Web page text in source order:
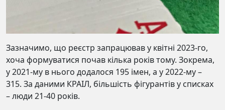
Зазначимо, що реєстр запрацював у квітні 2023-го,
хоча формуватися почав кілька років тому. Зокрема,
у 2021-му в нього додалося 195 імен, а у 2022-му –
315. За даними КРАІЛ, більшість фігурантів у списках
– люди 21-40 років.